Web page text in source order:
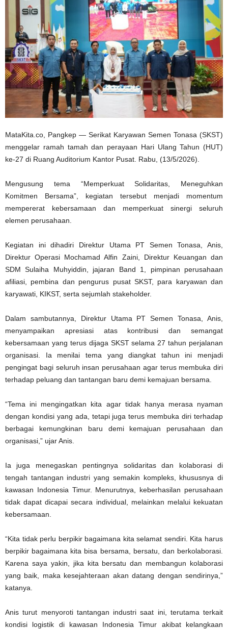
MataKita.co, Pangkep — Serikat Karyawan Semen Tonasa (SKST)
menggelar ramah tamah dan perayaan Hari Ulang Tahun (HUT)
ke-27 di Ruang Auditorium Kantor Pusat. Rabu, (13/5/2026).
Mengusung tema “Memperkuat Solidaritas, Meneguhkan
Komitmen Bersama”, kegiatan tersebut menjadi momentum
mempererat kebersamaan dan memperkuat sinergi seluruh
elemen perusahaan.
Kegiatan ini dihadiri Direktur Utama PT Semen Tonasa, Anis,
Direktur Operasi Mochamad Alfin Zaini, Direktur Keuangan dan
SDM Sulaiha Muhyiddin, jajaran Band 1, pimpinan perusahaan
afiliasi, pembina dan pengurus pusat SKST, para karyawan dan
karyawati, KIKST, serta sejumlah stakeholder.
Dalam sambutannya, Direktur Utama PT Semen Tonasa, Anis,
menyampaikan apresiasi atas kontribusi dan semangat
kebersamaan yang terus dijaga SKST selama 27 tahun perjalanan
organisasi. Ia menilai tema yang diangkat tahun ini menjadi
pengingat bagi seluruh insan perusahaan agar terus membuka diri
terhadap peluang dan tantangan baru demi kemajuan bersama.
“Tema ini mengingatkan kita agar tidak hanya merasa nyaman
dengan kondisi yang ada, tetapi juga terus membuka diri terhadap
berbagai kemungkinan baru demi kemajuan perusahaan dan
organisasi,” ujar Anis.
Ia juga menegaskan pentingnya solidaritas dan kolaborasi di
tengah tantangan industri yang semakin kompleks, khususnya di
kawasan Indonesia Timur. Menurutnya, keberhasilan perusahaan
tidak dapat dicapai secara individual, melainkan melalui kekuatan
kebersamaan.
“Kita tidak perlu berpikir bagaimana kita selamat sendiri. Kita harus
berpikir bagaimana kita bisa bersama, bersatu, dan berkolaborasi.
Karena saya yakin, jika kita bersatu dan membangun kolaborasi
yang baik, maka kesejahteraan akan datang dengan sendirinya,”
katanya.
Anis turut menyoroti tantangan industri saat ini, terutama terkait
kondisi logistik di kawasan Indonesia Timur akibat kelangkaan